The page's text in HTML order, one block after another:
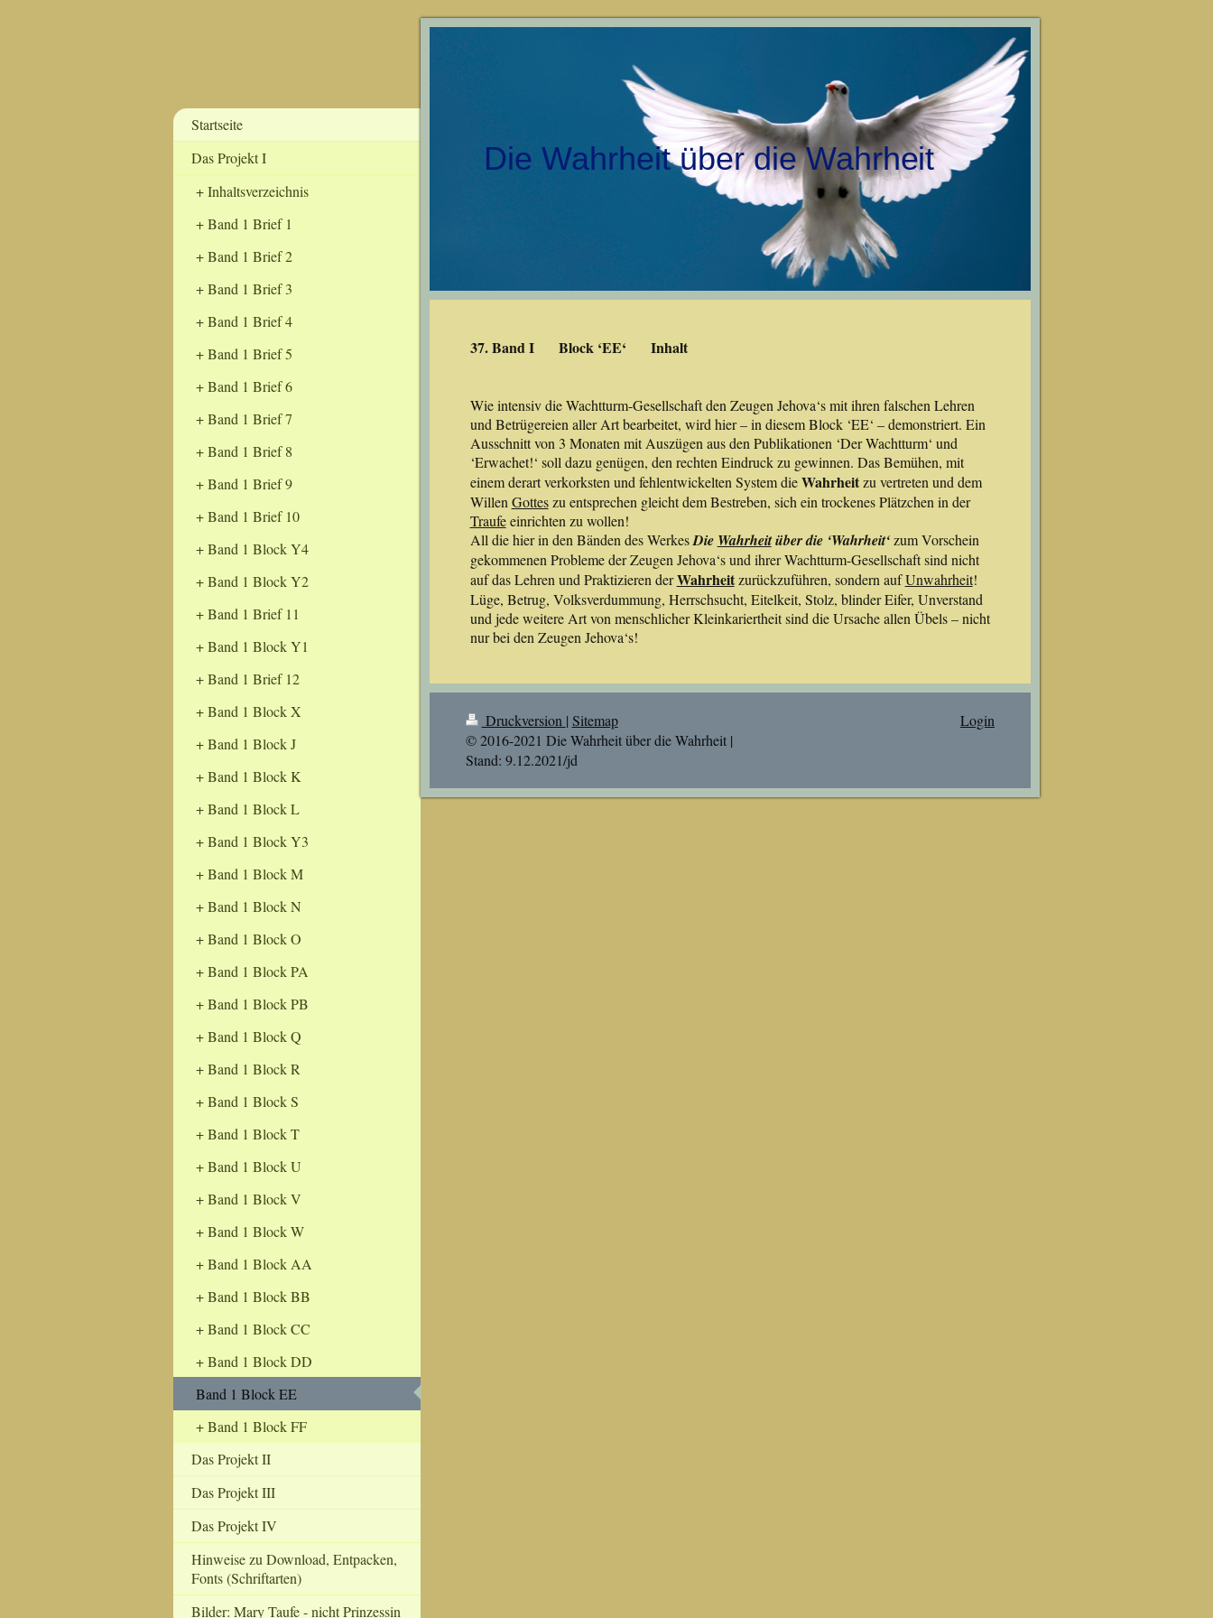
Die Wahrheit über die Wahrheit
37. Band I Block ‘EE‘ Inhalt
Wie intensiv die Wachtturm-Gesellschaft den Zeugen Jehova‘s mit ihren falschen Lehren
und Betrügereien aller Art bearbeitet, wird hier – in diesem Block ‘EE‘ – demonstriert. Ein
Ausschnitt von 3 Monaten mit Auszügen aus den Publikationen ‘Der Wachtturm‘ und
‘Erwachet!‘ soll dazu genügen, den rechten Eindruck zu gewinnen. Das Bemühen, mit
einem derart verkorksten und fehlentwickelten System dieWahrheit zu vertreten und dem
Willen Gottes zu entsprechen gleicht dem Bestreben, sich ein trockenes Plätzchen in der
Traufe einrichten zu wollen!
All die hier in den Bänden des WerkesDie Wahrheitüber die ‘Wahrheit‘ zum Vorschein
gekommenen Probleme der Zeugen Jehova‘s und ihrer Wachtturm-Gesellschaft sind nicht
auf das Lehren und Praktizieren der Wahrheit zurückzuführen, sondern auf Unwahrheit!
Lüge, Betrug, Volksverdummung, Herrschsucht, Eitelkeit, Stolz, blinder Eifer, Unverstand
und jede weitere Art von menschlicher Kleinkariertheit sind die Ursache allen Übels – nicht
nur bei den Zeugen Jehova‘s!
Druckversion | Sitemap
© 2016-2021 Die Wahrheit über die Wahrheit |
Stand: 9.12.2021/jd
Login
Startseite
Das Projekt I
Inhaltsverzeichnis
Band 1 Brief 1
Band 1 Brief 2
Band 1 Brief 3
Band 1 Brief 4
Band 1 Brief 5
Band 1 Brief 6
Band 1 Brief 7
Band 1 Brief 8
Band 1 Brief 9
Band 1 Brief 10
Band 1 Block Y4
Band 1 Block Y2
Band 1 Brief 11
Band 1 Block Y1
Band 1 Brief 12
Band 1 Block X
Band 1 Block J
Band 1 Block K
Band 1 Block L
Band 1 Block Y3
Band 1 Block M
Band 1 Block N
Band 1 Block O
Band 1 Block PA
Band 1 Block PB
Band 1 Block Q
Band 1 Block R
Band 1 Block S
Band 1 Block T
Band 1 Block U
Band 1 Block V
Band 1 Block W
Band 1 Block AA
Band 1 Block BB
Band 1 Block CC
Band 1 Block DD
Band 1 Block EE
Band 1 Block FF
Das Projekt II
Das Projekt III
Das Projekt IV
Hinweise zu Download, Entpacken,
Fonts (Schriftarten)
Bilder: Mary Taufe - nicht Prinzessin